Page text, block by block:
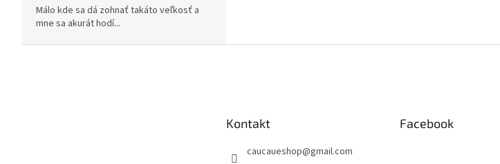
Málo kde sa dá zohnať takáto veľkosť a
mne sa akurát hodí...
Kontakt
caucaueshop@gmail.com
Facebook